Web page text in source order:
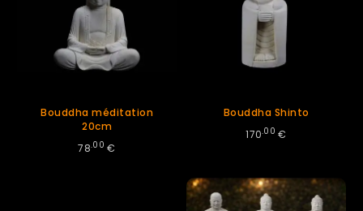
Bouddha méditation
20cm
78.00 €
Bouddha Shinto
170.00 €